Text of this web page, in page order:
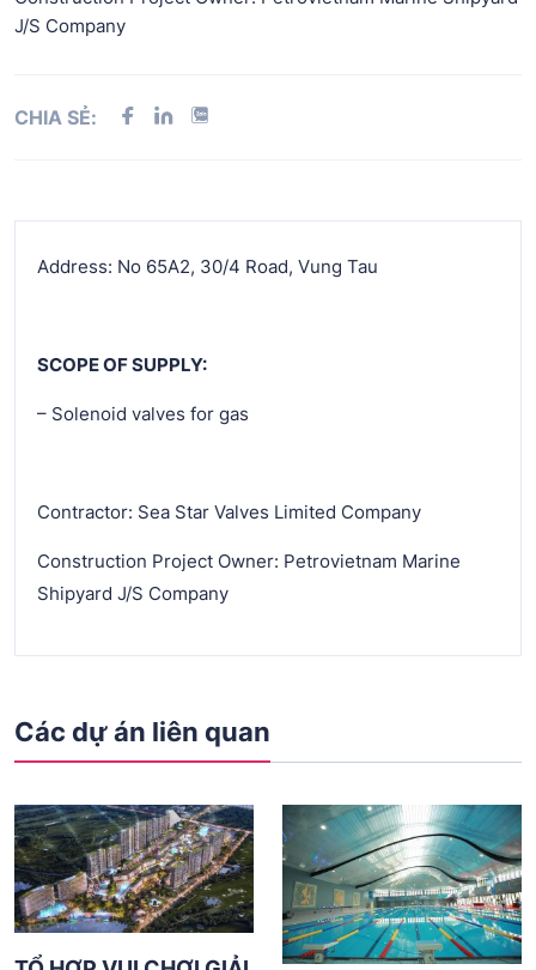
J/S Company
CHIA SẺ:
Address: No 65A2, 30/4 Road, Vung Tau
SCOPE OF SUPPLY:
– Solenoid valves for gas
Contractor: Sea Star Valves Limited Company
Construction Project Owner: Petrovietnam Marine
Shipyard J/S Company
Các dự án liên quan